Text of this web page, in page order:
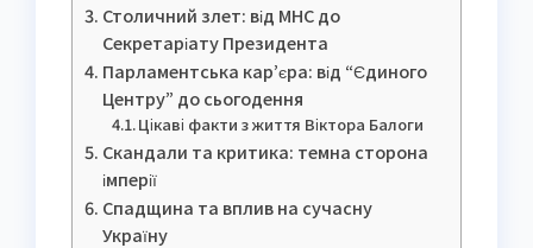
Столичний злет: від МНС до
Секретаріату Президента
Парламентська кар’єра: від “Єдиного
Центру” до сьогодення
Цікаві факти з життя Віктора Балоги
Скандали та критика: темна сторона
імперії
Спадщина та вплив на сучасну
Україну